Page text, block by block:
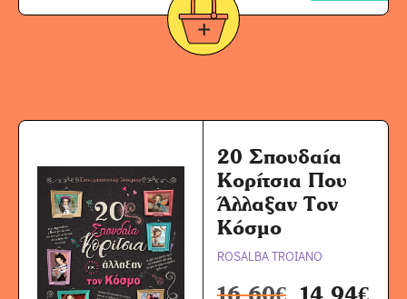
20 Σπουδαία
Κορίτσια Που
Άλλαξαν Τον
Κόσμο
ROSALBA TROIANO